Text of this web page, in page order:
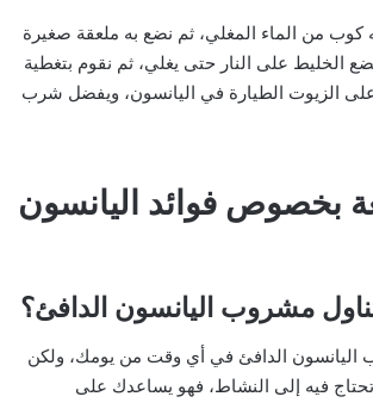
كوب من الماء المغلي، ثم نضع به ملعقة صغيرة
الخليط على النار حتى يغلي، ثم نقوم بتغطية
الزيوت الطيارة في اليانسون، ويفضل شرب
بخصوص فوائد اليانسون
مشروب اليانسون الدافئ؟
اليانسون الدافئ في أي وقت من يومك، ولكن
فيه إلى النشاط، فهو يساعدك على